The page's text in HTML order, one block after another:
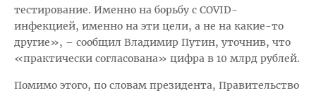
тестирование. Именно на борьбу с COVID-
инфекцией, именно на эти цели, а не на какие-то
другие», – сообщил Владимир Путин, уточнив, что
«практически согласована» цифра в 10 млрд рублей.
Помимо этого, по словам президента, Правительство